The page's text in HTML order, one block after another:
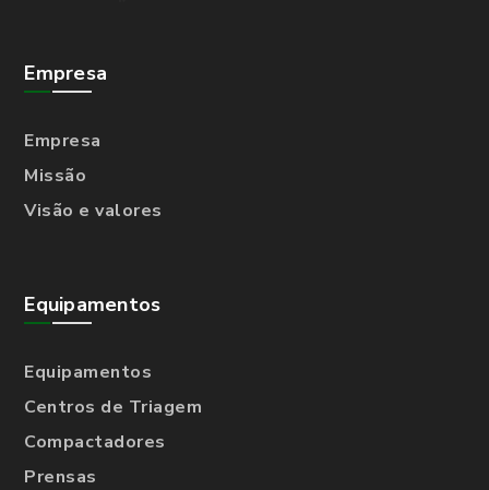
Empresa
Empresa
Missão
Visão e valores
Equipamentos
Equipamentos
Centros de Triagem
Compactadores
Prensas